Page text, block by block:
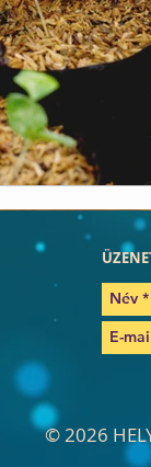
© 2026